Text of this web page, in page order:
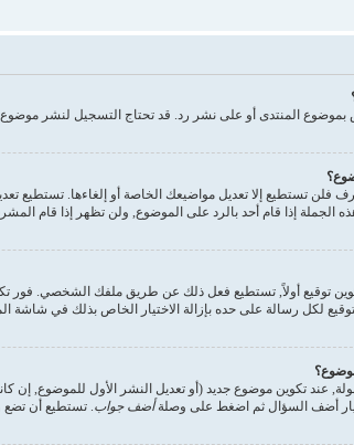
المنتدى أو على نشر رد. قد تحتاج التسجيل لنشر
فلن تستطيع إلا تعديل مواضيعك الخاصة أو إلغاءها. تستطيع
إذا قام أحد بالرد على الموضوع, ولن تظهر إذا قام
توقيع أولاً, تستطيع فعل ذلك عن طريق ملفك الشخصي. فور
لكل رسالة على حده بإزالة الاختيار الخاص بذلك في شاشة
عند تكوين موضوع جديد (أو تعديل النشر الأول للموضوع, إن
أضف السؤال ثم اضغط على وصلةأضف جواب. تستطيع أن تضع